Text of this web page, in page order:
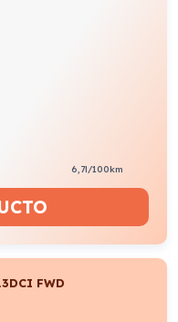
6,7l/100km
FWD